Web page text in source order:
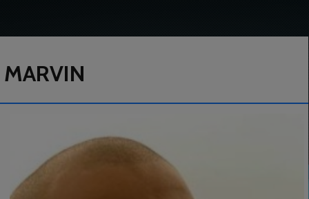
MARVIN